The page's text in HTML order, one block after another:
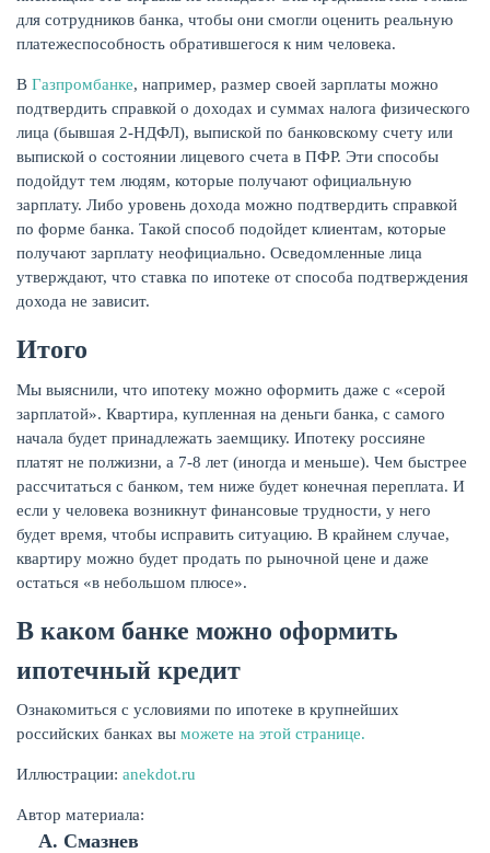
для сотрудников банка, чтобы они смогли оценить реальную
платежеспособность обратившегося к ним человека.
В Газпромбанке, например, размер своей зарплаты можно
подтвердить справкой о доходах и суммах налога физического
лица (бывшая 2-НДФЛ), выпиской по банковскому счету или
выпиской о состоянии лицевого счета в ПФР. Эти способы
подойдут тем людям, которые получают официальную
зарплату. Либо уровень дохода можно подтвердить справкой
по форме банка. Такой способ подойдет клиентам, которые
получают зарплату неофициально. Осведомленные лица
утверждают, что ставка по ипотеке от способа подтверждения
дохода не зависит.
Итого
Мы выяснили, что ипотеку можно оформить даже с «серой
зарплатой». Квартира, купленная на деньги банка, с самого
начала будет принадлежать заемщику. Ипотеку россияне
платят не полжизни, а 7-8 лет (иногда и меньше). Чем быстрее
рассчитаться с банком, тем ниже будет конечная переплата. И
если у человека возникнут финансовые трудности, у него
будет время, чтобы исправить ситуацию. В крайнем случае,
квартиру можно будет продать по рыночной цене и даже
остаться «в небольшом плюсе».
В каком банке можно оформить
ипотечный кредит
Ознакомиться с условиями по ипотеке в крупнейших
российских банках вы можете на этой странице.
Иллюстрации: anekdot.ru
Автор материала:
А. Смазнев